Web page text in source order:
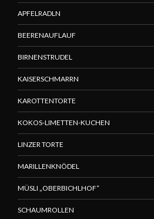
APFELRADLN
BEERENAUFLAUF
BIRNENSTRUDEL
KAISERSCHMARRN
KAROTTENTORTE
KOKOS-LIMETTEN-KUCHEN
LINZER TORTE
MARILLENKNÖDEL
MÜSLI „OBERBICHLHOF“
SCHAUMROLLEN